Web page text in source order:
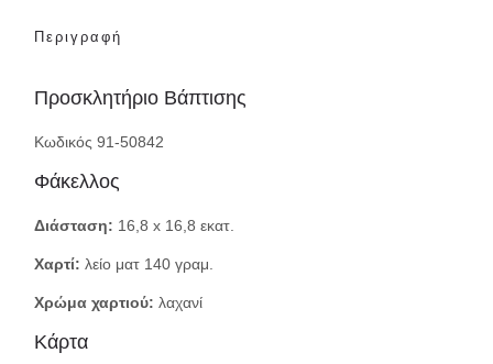
Περιγραφή
Προσκλητήριο Βάπτισης
Κωδικός 91-50842
Φάκελλος
Διάσταση: 16,8 x 16,8 εκατ.
Χαρτί: λείο ματ 140 γραμ.
Χρώμα χαρτιού: λαχανί
Κάρτα